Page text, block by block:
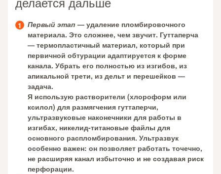
Первый этап — удаление пломбировочного
материала. Это сложнее, чем звучит. Гуттаперча
— термопластичный материал, который при
первичной обтурации адаптируется к форме
канала. Убрать его полностью из изгибов, из
апикальной трети, из дельт и перешейков —
задача.
Я использую растворители (хлороформ или
ксилол) для размягчения гуттаперчи,
ультразвуковые наконечники для работы в
изгибах, никелид-титановые файлы для
основного распломбирования. Ультразвук
особенно важен: он позволяет работать точечно,
не расширяя канал избыточно и не создавая риск
перфорации.